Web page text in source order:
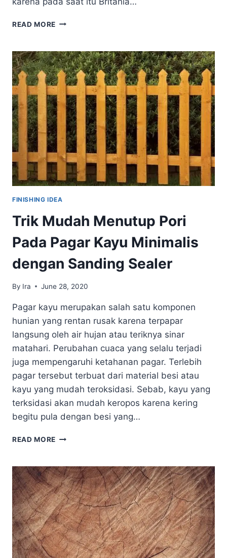
READ MORE CIRI
VINTORIAN
INTERIOR
YANG
BERKELAS
FINISHING IDEA
Trik Mudah Menutup Pori
Pada Pagar Kayu Minimalis
dengan Sanding Sealer
By Ira June 28, 2020
Pagar kayu merupakan salah satu komponen
hunian yang rentan rusak karena terpapar
langsung oleh air hujan atau teriknya sinar
matahari. Perubahan cuaca yang selalu terjadi
juga mempengaruhi ketahanan pagar. Terlebih
pagar tersebut terbuat dari material besi atau
kayu yang mudah teroksidasi. Sebab, kayu yang
terksidasi akan mudah keropos karena kering
begitu pula dengan besi yang…
READ MORE TRIK
PORI
PADA
PAGAR
KAYU
MINIMALIS
DENGAN
SANDING
SEALER